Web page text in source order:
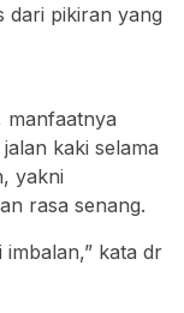
dari pikiran yang
manfaatnya
kaki selama
yakni
rasa senang.
imbalan,” kata dr